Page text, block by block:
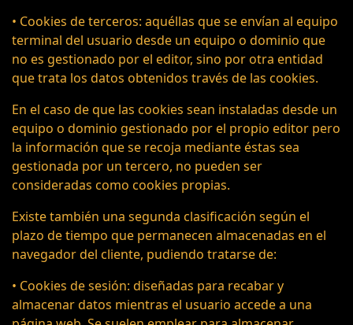
• Cookies de terceros: aquéllas que se envían al equipo
terminal del usuario desde un equipo o dominio que
no es gestionado por el editor, sino por otra entidad
que trata los datos obtenidos través de las cookies.
En el caso de que las cookies sean instaladas desde un
equipo o dominio gestionado por el propio editor pero
la información que se recoja mediante éstas sea
gestionada por un tercero, no pueden ser
consideradas como cookies propias.
Existe también una segunda clasificación según el
plazo de tiempo que permanecen almacenadas en el
navegador del cliente, pudiendo tratarse de:
• Cookies de sesión: diseñadas para recabar y
almacenar datos mientras el usuario accede a una